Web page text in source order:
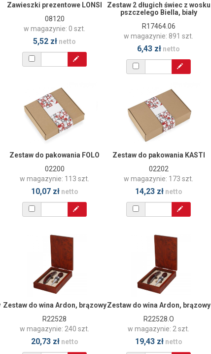
Zawieszki prezentowe LONSI
08120
w magazynie: 0 szt.
5,52 zł netto
Zestaw 2 długich świec z wosku
pszczelego Biella, biały
R17464.06
w magazynie: 891 szt.
6,43 zł netto
Zestaw do pakowania FOLO
02200
w magazynie: 113 szt.
10,07 złnetto
Zestaw do pakowania KASTI
02202
w magazynie: 173 szt.
14,23 złnetto
Zestaw do wina Ardon, brązowy
R22528
w magazynie: 240 szt.
20,73 złnetto
Zestaw do wina Ardon, brązowy
R22528.O
w magazynie: 2 szt.
19,43 złnetto